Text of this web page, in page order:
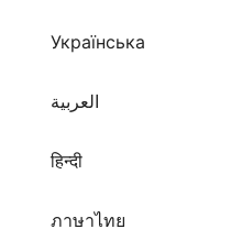
Українська
العربية
हिन्दी
ภาษาไทย